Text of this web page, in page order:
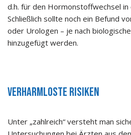
d.h. für den Hormonstoffwechsel in
Schließlich sollte noch ein Befund
oder Urologen – je nach
hinzugefügt werden.
Verharmloste Risiken
Unter „zahlreich“ versteht man